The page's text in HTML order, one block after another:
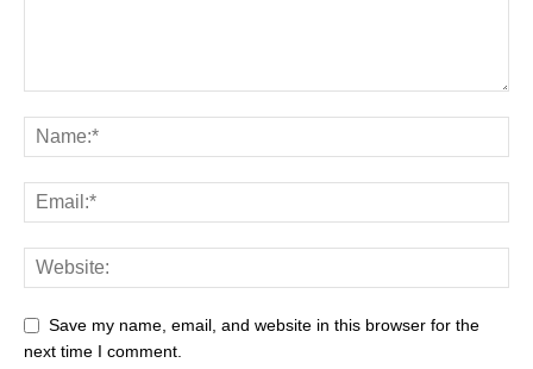
Save my name, email, and website in this browser for the
next time I comment.